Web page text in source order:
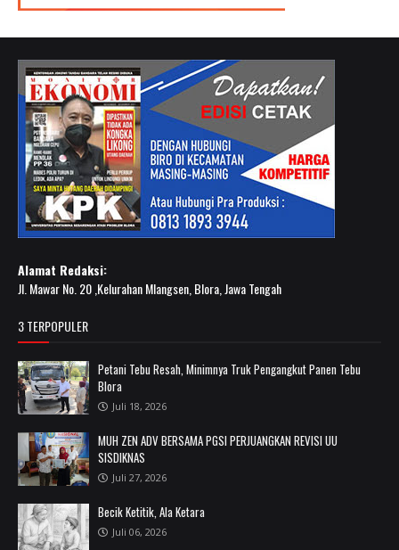
Alamat Redaksi:
Jl. Mawar No. 20 ,Kelurahan Mlangsen, Blora, Jawa Tengah
3 TERPOPULER
Petani Tebu Resah, Minimnya Truk Pengangkut Panen Tebu
Blora
Juli 18, 2026
MUH ZEN ADV BERSAMA PGSI PERJUANGKAN REVISI UU
SISDIKNAS
Juli 27, 2026
Becik Ketitik, Ala Ketara
Juli 06, 2026